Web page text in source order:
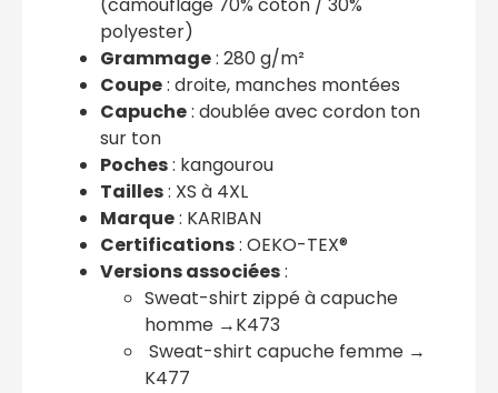
polyester)
Grammage: 280 g/m²
Coupe: droite, manches montées
Capuche: doublée avec cordon ton
sur ton
Poches: kangourou
Tailles: XS à 4XL
Marque: KARIBAN
Certifications: OEKO-TEX®
Versions associées:
Sweat-shirt zippé à capuche
homme →K473
Sweat-shirt capuche femme →
K477